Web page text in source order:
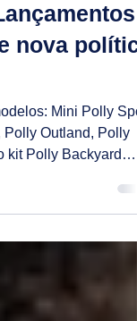
na
nova
Mini Polly
kit Polly Backyard